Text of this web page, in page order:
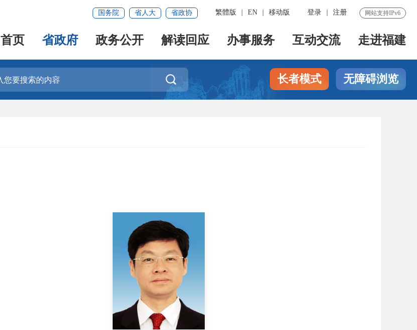
网站支持IPv6
登录 注册
繁體版 EN 移动版
国务院 省人大 省政协
首页 省政府 政务公开 解读回应 办事服务 互动交流 走进福建
 长者模式 无障碍浏览